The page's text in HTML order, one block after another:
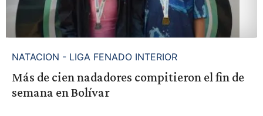
NATACION - LIGA FENADO INTERIOR
Más de cien nadadores compitieron el fin de
semana en Bolívar